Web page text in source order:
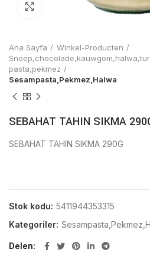
Click to enlarge
Ana Sayfa
Winkel-Producten
pasta,pekmez
Sesampasta,Pekmez,Halwa
SEBAHAT TAHIN SIKMA
SEBAHAT TAHIN SIKMA 290G
Stok kodu: 5411944353315
Kategoriler:
Delen